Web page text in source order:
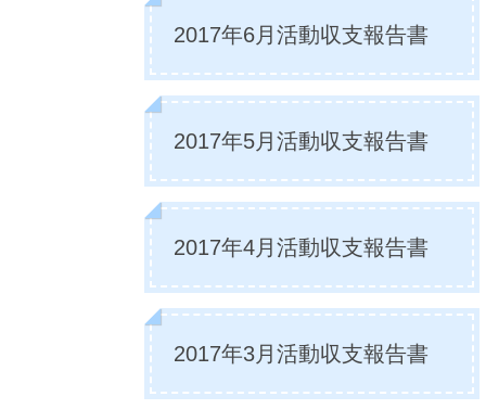
2017年6月活動収支報告書
2017年5月活動収支報告書
2017年4月活動収支報告書
2017年3月活動収支報告書